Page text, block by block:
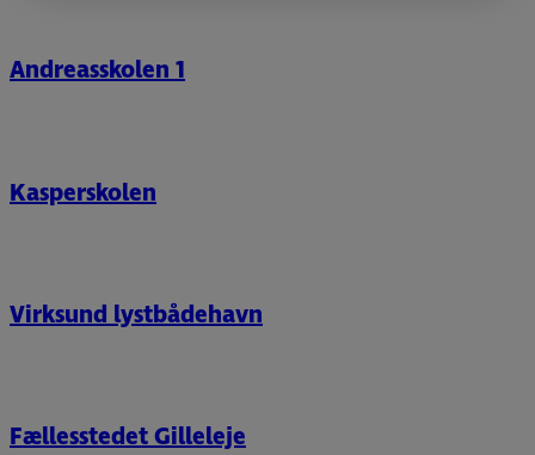
Andreasskolen 1
Kasperskolen
Virksund lystbådehavn
Fællesstedet Gilleleje